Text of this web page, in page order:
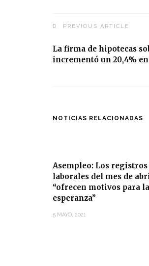
PREVIOUS ARTICLE
La firma de hipotecas
incrementó un 20,4%
NOTICIAS RELACIONADAS
Asempleo: Los registros
laborales del mes de
“ofrecen motivos para la
esperanza”
5 MAYO, 2021